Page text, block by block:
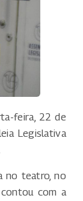
feira, 22 de
Legislativa
no teatro, no
com a